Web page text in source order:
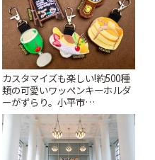
カスタマイズも楽しい!約500種
類の可愛いワッペンキーホルダ
ーがずらり。小平市
「Kimamaya T&K」 | ことりっ
ぷ